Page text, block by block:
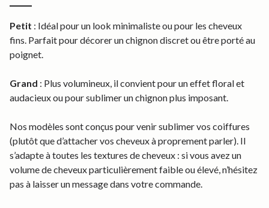
Petit : Idéal pour un look minimaliste ou pour les cheveux
fins. Parfait pour décorer un chignon discret ou être porté au
poignet.
Grand : Plus volumineux, il convient pour un effet floral et
audacieux ou pour sublimer un chignon plus imposant.
Nos modèles sont conçus pour venir sublimer vos coiffures
(plutôt que d’attacher vos cheveux à proprement parler). Il
s’adapte à toutes les textures de cheveux : si vous avez un
volume de cheveux particulièrement faible ou élevé, n’hésitez
pas à laisser un message dans votre commande.